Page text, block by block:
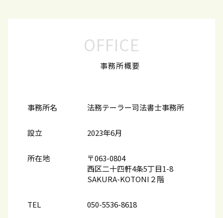
OFFICE
事務所概要
事務所名 法務テーラー司法書士事務所
設立 2023年6月
所在地
〒063-0804
西区二十四軒4条5丁目1-8
SAKURA-KOTONI２階
TEL 050-5536-8618